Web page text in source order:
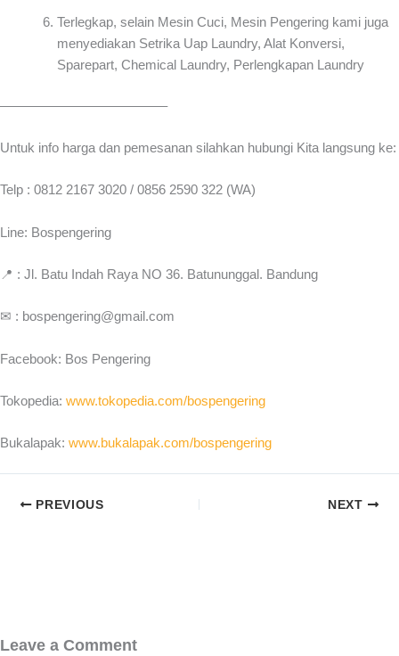
Terlegkap, selain Mesin Cuci, Mesin Pengering kami juga
menyediakan Setrika Uap Laundry, Alat Konversi,
Sparepart, Chemical Laundry, Perlengkapan Laundry
————————————–
Untuk info harga dan pemesanan silahkan hubungi Kita langsung ke:
Telp : 0812 2167 3020 / 0856 2590 322 (WA)
Line: Bospengering
📍 : Jl. Batu Indah Raya NO 36. Batununggal. Bandung
✉ : bospengering@gmail.com
Facebook: Bos Pengering
Tokopedia: www.tokopedia.com/bospengering
Bukalapak: www.bukalapak.com/bospengering
PREVIOUS NEXT
Leave a Comment